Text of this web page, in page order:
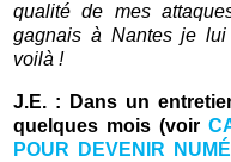
qualité de mes
gagnais à Nantes je
voilà !
J.E. : Dans un
quelques mois(voir
POUR DEVENIR